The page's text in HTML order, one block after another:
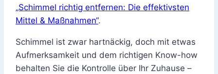
„Schimmel richtig entfernen: Die effektivsten
Mittel & Maßnahmen“.
Schimmel ist zwar hartnäckig, doch mit etwas
Aufmerksamkeit und dem richtigen Know-how
behalten Sie die Kontrolle über Ihr Zuhause –